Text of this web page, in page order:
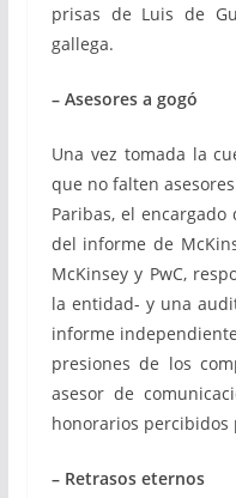
prisas de Luis de
gallega.
– Asesores a gogó
Una vez tomada la
que no falten
Paribas, el
del informe de
McKinsey y PwC,
la entidad- y una
informe
presiones de los
asesor de
honorarios percibidos
– Retrasos eternos